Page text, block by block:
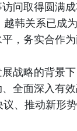
问取得圆满
韩关系已成
，务实合作
战略的背景
全面深入有
、推动新形